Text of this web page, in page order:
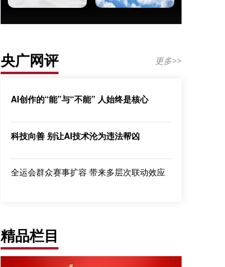
央广网评 更多>>
AI创作的“能”与“不能” 人始终是核心
科技向善 别让AI技术沦为违法帮凶
全运会群众赛事扩容 带来多层次联动效应
精品栏目